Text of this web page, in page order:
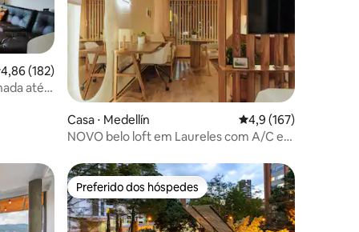
de uma avaliação média de 5, 182 avaliações
4,86 (182)
até
Casa ⋅ Medellín 4,9 de uma avaliação
4,9 (167)
NOVO belo loft em Laureles com A/C e
Preferido dos hóspedes
Preferido dos hóspedes